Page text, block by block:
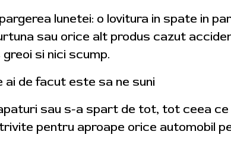
lunetei: o lovitura in spate in
sau orice alt produs cazut
si nici scump.
de facut este sa ne suni
sau s-a spart de tot, tot ceea ce
pentru aproape orice automobil